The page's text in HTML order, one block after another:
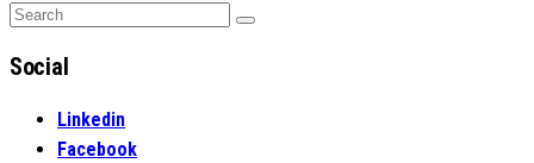
Search
Search
Social
Linkedin
Facebook